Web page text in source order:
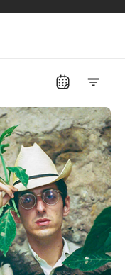
СССР
структуры
и СМИ